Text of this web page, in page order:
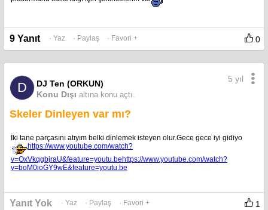
9 Yanıt · Yaz · Paylaş · Favori + 0
D
DJ Ten (ORKUN)
Konu Dışı altına konu açtı.
5 yıl
Skeler Dinleyen var mı?
İki tane parçasını atıyım belki dinlemek isteyen olur.Gece gece iyi gidiyo
https://www.youtube.com/watch?
v=OxVkqgbjraU&feature=youtu.behttps://www.youtube.com/watch?
v=boM0ioGY9wE&feature=youtu.be
Yanıt Yok · Yaz · Paylaş · Favori + 1